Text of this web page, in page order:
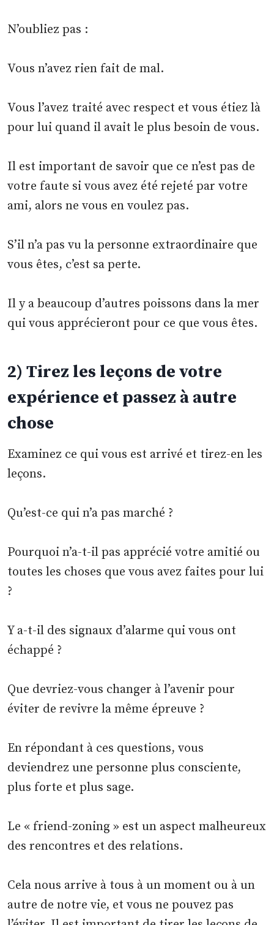
N’oubliez pas :
Vous n’avez rien fait de mal.
Vous l’avez traité avec respect et vous étiez là
pour lui quand il avait le plus besoin de vous.
Il est important de savoir que ce n’est pas de
votre faute si vous avez été rejeté par votre
ami, alors ne vous en voulez pas.
S’il n’a pas vu la personne extraordinaire que
vous êtes, c’est sa perte.
Il y a beaucoup d’autres poissons dans la mer
qui vous apprécieront pour ce que vous êtes.
2) Tirez les leçons de votre
expérience et passez à autre
chose
Examinez ce qui vous est arrivé et tirez-en les
leçons.
Qu’est-ce qui n’a pas marché ?
Pourquoi n’a-t-il pas apprécié votre amitié ou
toutes les choses que vous avez faites pour lui
?
Y a-t-il des signaux d’alarme qui vous ont
échappé ?
Que devriez-vous changer à l’avenir pour
éviter de revivre la même épreuve ?
En répondant à ces questions, vous
deviendrez une personne plus consciente,
plus forte et plus sage.
Le « friend-zoning » est un aspect malheureux
des rencontres et des relations.
Cela nous arrive à tous à un moment ou à un
autre de notre vie, et vous ne pouvez pas